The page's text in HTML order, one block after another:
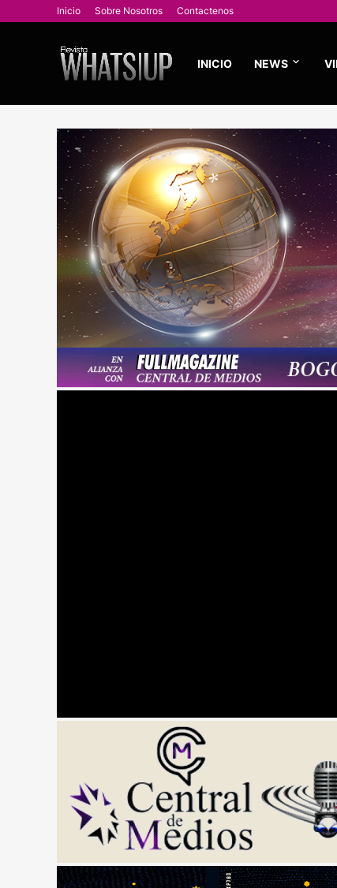
Inicio Sobre Nosotros Contactenos
INICIO NEWS